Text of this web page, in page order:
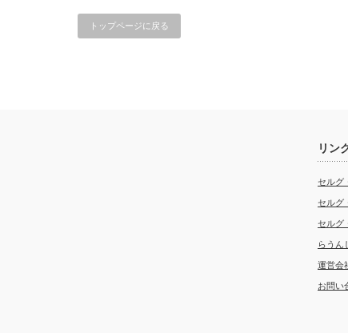
トップページに戻る
リン
セルグ
セルグ
セルグ
らうん
運営会
お問い